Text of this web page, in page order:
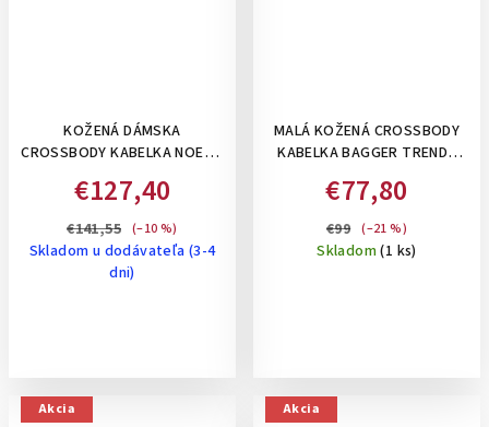
KOŽENÁ DÁMSKA
CROSSBODY KABELKA NOELIA
STREDNE VEĽKÁ- ČERVENÁ
€127,40
€141,55 (–10 %)
Skladom u dodávateľa (3-4
dni)
MALÁ KOŽENÁ CROSSBODY
KABELKA BAGGER TRENDY
CUOIO
€77,80
€99 (–21 %)
Skladom(1 ks)
Akcia Akcia